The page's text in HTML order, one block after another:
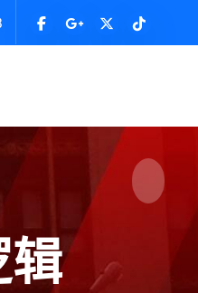
辑